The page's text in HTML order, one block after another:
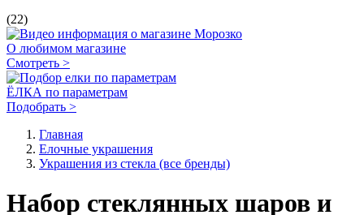
(22)
О любимом магазине
Смотреть >
ЁЛКА по параметрам
Подобрать >
Главная
Елочные украшения
Украшения из стекла (все бренды)
Набор стеклянных шаров и